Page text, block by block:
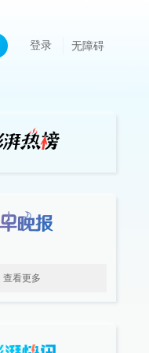
登录 无障碍
查看更多